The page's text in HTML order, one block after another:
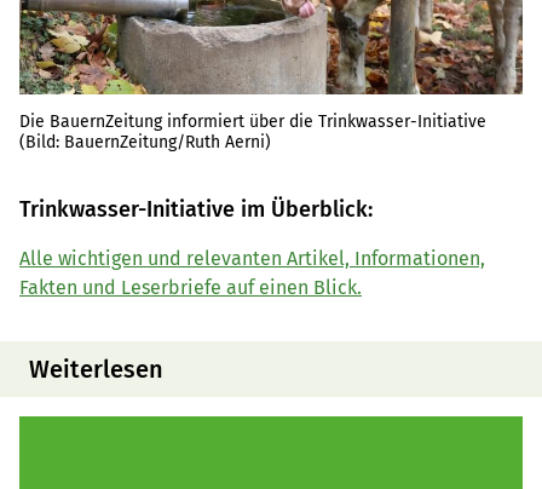
Die BauernZeitung informiert über die Trinkwasser-Initiative
(Bild: BauernZeitung/Ruth Aerni)
Trinkwasser-Initiative im Überblick:
Alle wichtigen und relevanten Artikel, Informationen,
Fakten und Leserbriefe auf einen Blick.
Weiterlesen